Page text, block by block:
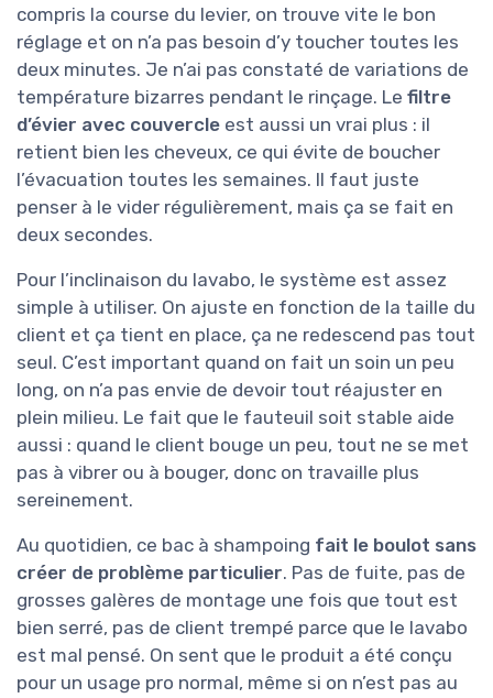
compris la course du levier, on trouve vite le bon
réglage et on n’a pas besoin d’y toucher toutes les
deux minutes. Je n’ai pas constaté de variations de
température bizarres pendant le rinçage. Le filtre
d’évier avec couvercle est aussi un vrai plus : il
retient bien les cheveux, ce qui évite de boucher
l’évacuation toutes les semaines. Il faut juste
penser à le vider régulièrement, mais ça se fait en
deux secondes.
Pour l’inclinaison du lavabo, le système est assez
simple à utiliser. On ajuste en fonction de la taille du
client et ça tient en place, ça ne redescend pas tout
seul. C’est important quand on fait un soin un peu
long, on n’a pas envie de devoir tout réajuster en
plein milieu. Le fait que le fauteuil soit stable aide
aussi : quand le client bouge un peu, tout ne se met
pas à vibrer ou à bouger, donc on travaille plus
sereinement.
Au quotidien, ce bac à shampoing fait le boulot sans
créer de problème particulier. Pas de fuite, pas de
grosses galères de montage une fois que tout est
bien serré, pas de client trempé parce que le lavabo
est mal pensé. On sent que le produit a été conçu
pour un usage pro normal, même si on n’est pas au